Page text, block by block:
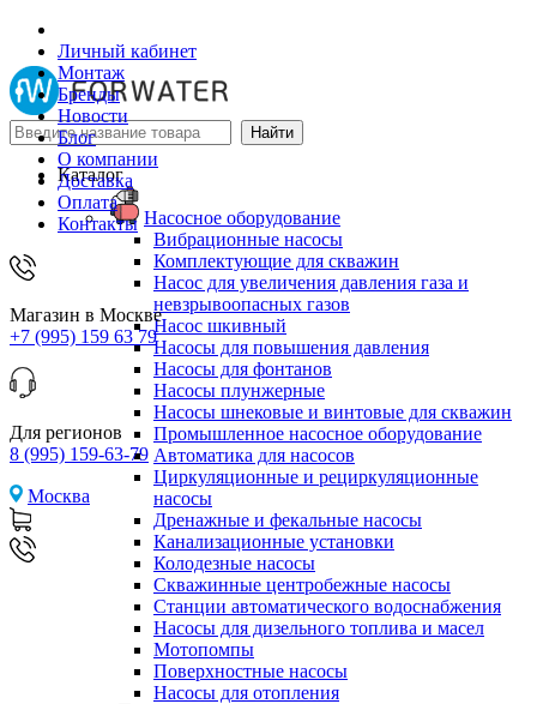
Личный кабинет
Монтаж
Бренды
Новости
Блог
О компании
Доставка
Оплата
Контакты
Магазин в Москве
+7 (995) 159 63 79
Для регионов
8 (995) 159-63-79
Москва
Каталог
Насосное оборудование
Вибрационные насосы
Комплектующие для скважин
Насос для увеличения давления газа и
невзрывоопасных газов
Насос шкивный
Насосы для повышения давления
Насосы для фонтанов
Насосы плунжерные
Насосы шнековые и винтовые для скважин
Промышленное насосное оборудование
Автоматика для насосов
Циркуляционные и рециркуляционные
насосы
Дренажные и фекальные насосы
Канализационные установки
Колодезные насосы
Скважинные центробежные насосы
Станции автоматического водоснабжения
Насосы для дизельного топлива и масел
Мотопомпы
Поверхностные насосы
Насосы для отопления